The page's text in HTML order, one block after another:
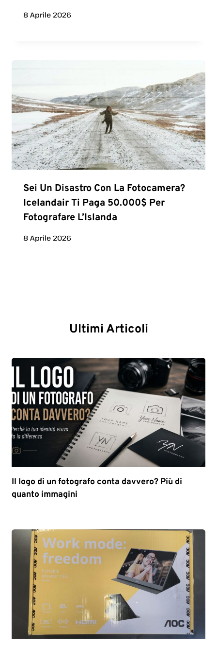
8 Aprile 2026
Sei Un Disastro Con La Fotocamera?
Icelandair Ti Paga 50.000$ Per
Fotografare L’Islanda
8 Aprile 2026
Ultimi Articoli
Il logo di un fotografo conta davvero? Più di
quanto immagini